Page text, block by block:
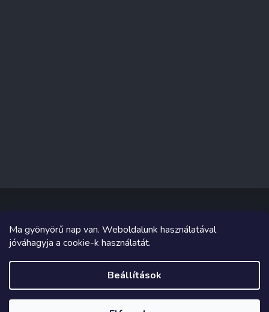
Ma gyönyörű nap van. Weboldalunk használatával
jóváhagyja a cookie-k használatát.
Beállítások
Copyright 2026 Sakküzlet. Minden jog fenntartva.
Grafika és megvalósítás innen Tomáš Hlad&Shoptetak.cz.
Shoptet készítette